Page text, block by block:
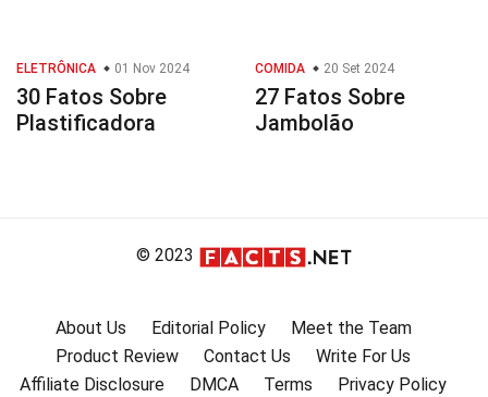
ELETRÔNICA 01 Nov 2024
30 Fatos Sobre
Plastificadora
COMIDA 20 Set 2024
27 Fatos Sobre
Jambolão
© 2023
About Us Editorial Policy
Meet the Team
Product Review
Contact Us
Write For Us
Affiliate Disclosure
DMCA Terms
Privacy Policy